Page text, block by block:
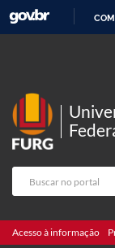
Acesso à informação